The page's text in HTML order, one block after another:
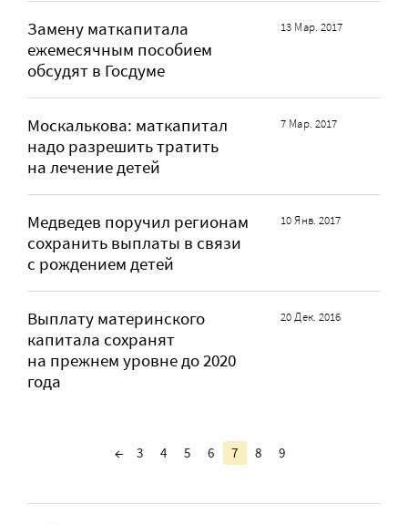
Замену маткапитала
ежемесячным пособием
обсудят в Госдуме
13 Мар. 2017
Москалькова: маткапитал
надо разрешить тратить
на лечение детей
7 Мар. 2017
Медведев поручил регионам
сохранить выплаты в связи
с рождением детей
10 Янв. 2017
Выплату материнского
капитала сохранят
на прежнем уровне до 2020
года
20 Дек. 2016
← 3 4 5 6 7 8 9